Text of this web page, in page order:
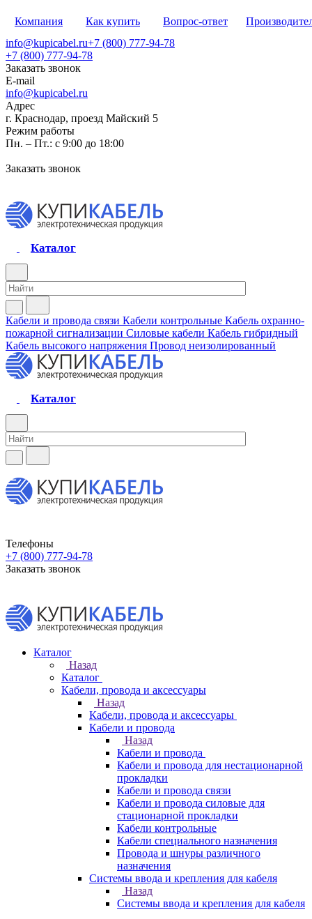
Компания Как купить Вопрос-ответ
info@kupicabel.ru+7 (800) 777-94-78
+7 (800) 777-94-78
Заказать звонок
E-mail
info@kupicabel.ru
Адрес
г. Краснодар, проезд Майский 5
Режим работы
Пн. – Пт.: с 9:00 до 18:00
Заказать звонок
Каталог
Кабели и провода связи Кабели контрольные Кабель охранно-
пожарной сигнализации Силовые кабели Кабель гибридный
Кабель высокого напряжения Провод неизолированный
Каталог
Телефоны
+7 (800) 777-94-78
Заказать звонок
Каталог
Назад
Каталог
Кабели, провода и аксессуары
Назад
Кабели, провода и аксессуары
Кабели и провода
Назад
Кабели и провода
Кабели и провода для нестационарной
прокладки
Кабели и провода связи
Кабели и провода силовые для
стационарной прокладки
Кабели контрольные
Кабели специального назначения
Провода и шнуры различного
назначения
Системы ввода и крепления для кабеля
Назад
Системы ввода и крепления для кабеля